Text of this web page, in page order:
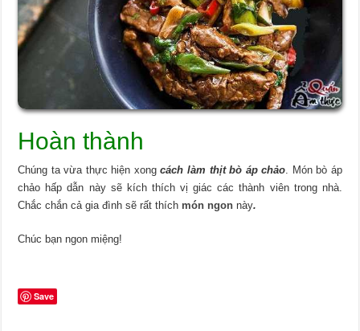
Hoàn thành
Chúng ta vừa thực hiện xongcách làm thịt bò áp chảo. Món bò áp
chảo hấp dẫn này sẽ kích thích vị giác các thành viên trong nhà.
Chắc chắn cả gia đình sẽ rất thích món ngon này.
Chúc bạn ngon miệng!
Save